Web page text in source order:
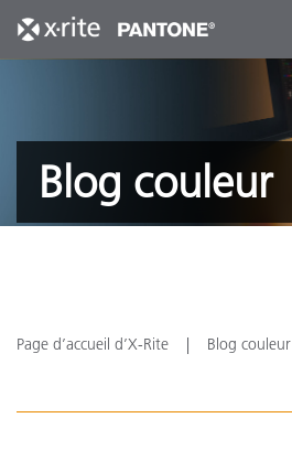
Blog couleur
Page d’accueil d’X-Rite Blog couleur